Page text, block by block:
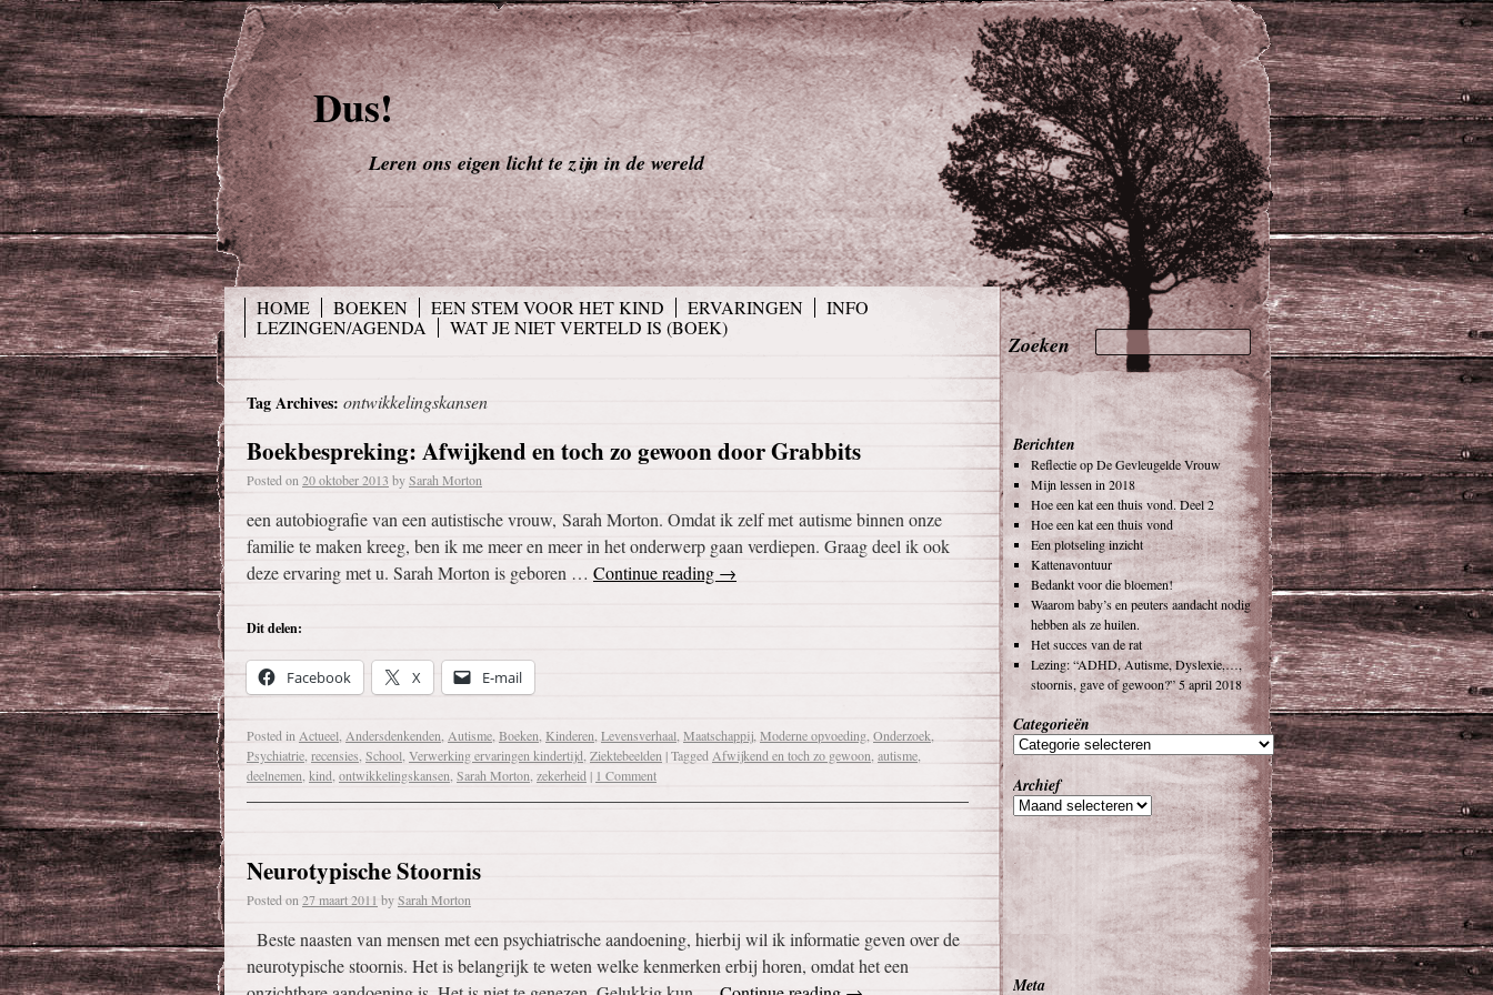
Dus!
Leren ons eigen licht te zijn in de wereld
HOME BOEKEN EEN STEM VOOR HET KIND ERVARINGEN
INFO
LEZINGEN/AGENDA
WAT JE NIET VERTELD IS (BOEK)
Tag Archives: ontwikkelingskansen
Boekbespreking: Afwijkend en toch zo gewoon door Grabbits
Posted on 20 oktober 2013 bySarah Morton
een autobiografie van een autistische vrouw, Sarah Morton. Omdat ik zelf met autisme binnen onze
familie te maken kreeg, ben ik me meer en meer in het onderwerp gaan verdiepen. Graag deel ik ook
deze ervaring met u. Sarah Morton is geboren … Continue reading →
Dit delen:
Facebook X E-mail
Posted in Actueel Andersdenkenden Autisme Boeken Kinderen Levensverhaal Maatschappij Moderne opvoeding Onderzoek
Psychiatrie recensies School Verwerking ervaringen kindertijd Ziektebeelden |Tagged Afwijkend en toch zo gewoon autisme
deelnemen kind ontwikkelingskansen Sarah Morton zekerheid | 1 Comment
Neurotypische Stoornis
Posted on 27 maart 2011 bySarah Morton
Beste naasten van mensen met een psychiatrische aandoening, hierbij wil ik informatie geven over de
neurotypische stoornis. Het is belangrijk te weten welke kenmerken erbij horen, omdat het een
Berichten
Reflectie op De Gevleugelde Vrouw
Mijn lessen in 2018
Hoe een kat een thuis vond. Deel 2
Hoe een kat een thuis vond
Een plotseling inzicht
Kattenavontuur
Bedankt voor die bloemen!
Waarom baby’s en peuters aandacht nodig
hebben als ze huilen.
Het succes van de rat
Lezing: “ADHD, Autisme, Dyslexie,…,
stoornis, gave of gewoon?” 5 april 2018
Categorieën
Archief
Meta